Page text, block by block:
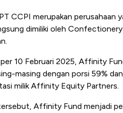
CCPI merupakan perusahaan
dimiliki oleh
10 Februari 2025, Affinity
masing dengan porsi 59%
milik Affinity Equity Partners.
Affinity Fund menjadi